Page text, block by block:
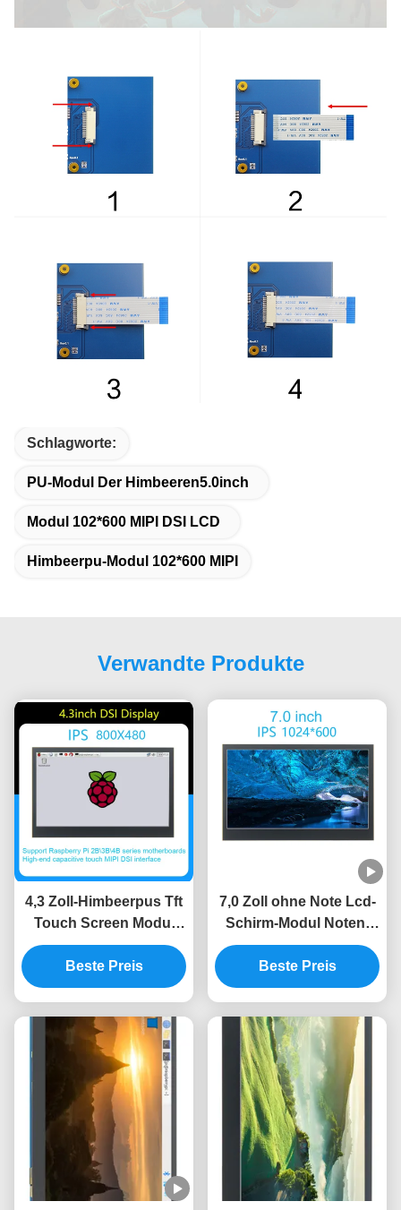
Schlagworte:
PU-Modul Der Himbeeren5.0inch
Modul 102*600 MIPI DSI LCD
Himbeerpu-Modul 102*600 MIPI
Verwandte Produkte
4,3 Zoll-Himbeerpus Tft
Touch Screen Modul
des Anzeigen-Modul-
800x480 MIPI
kapazitives
Beste Preis
7,0 Zoll ohne Note Lcd-
Schirm-Modul Noten-
Himbeerpu-Modul-
800x480 MIPI multi
Beste Preis